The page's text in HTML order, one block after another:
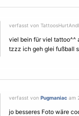
verfasst von
viel bein für viel tattoo^^
tzzz ich geh glei fußball
verfasst von Pugmaniac am
jo besseres Foto wäre